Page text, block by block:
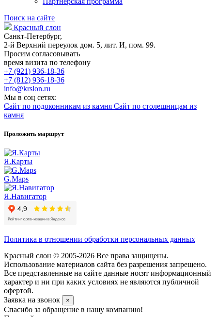
Поиск на сайте
Красный слон
Санкт-Петербург,
2-й Верхний переулок дом. 5, лит. И, пом. 99.
Просим согласовывать
время визита по телефону
+7 (921) 936-18-36
+7 (812) 936-18-36
info@krslon.ru
Мы в соц сетях:
Сайт по подоконникам из камня Сайт по столешницам из
камня
Проложить маршрут
Я.Карты
G.Maps
Я.Навигатор
Политика в отношении обработки персональных данных
Красный слон © 2005-2026 Все права защищены.
Использование материалов сайта без разрешения запрещено.
Все представленные на сайте данные носят информационный
характер и ни при каких условиях не являются публичной
офертой.
Заявка на звонок
×
Спасибо за обращение в нашу компанию!